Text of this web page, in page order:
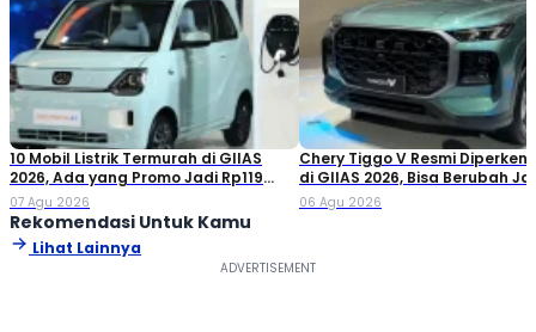
10 Mobil Listrik Termurah di GIIAS
2026, Ada yang Promo Jadi Rp119
Jutaan!
07 Agu 2026
Chery Tiggo V Resmi
di GIIAS 2026, Bisa Berubah
Double Cabin
06 Agu 2026
Rekomendasi Untuk Kamu
Lihat Lainnya